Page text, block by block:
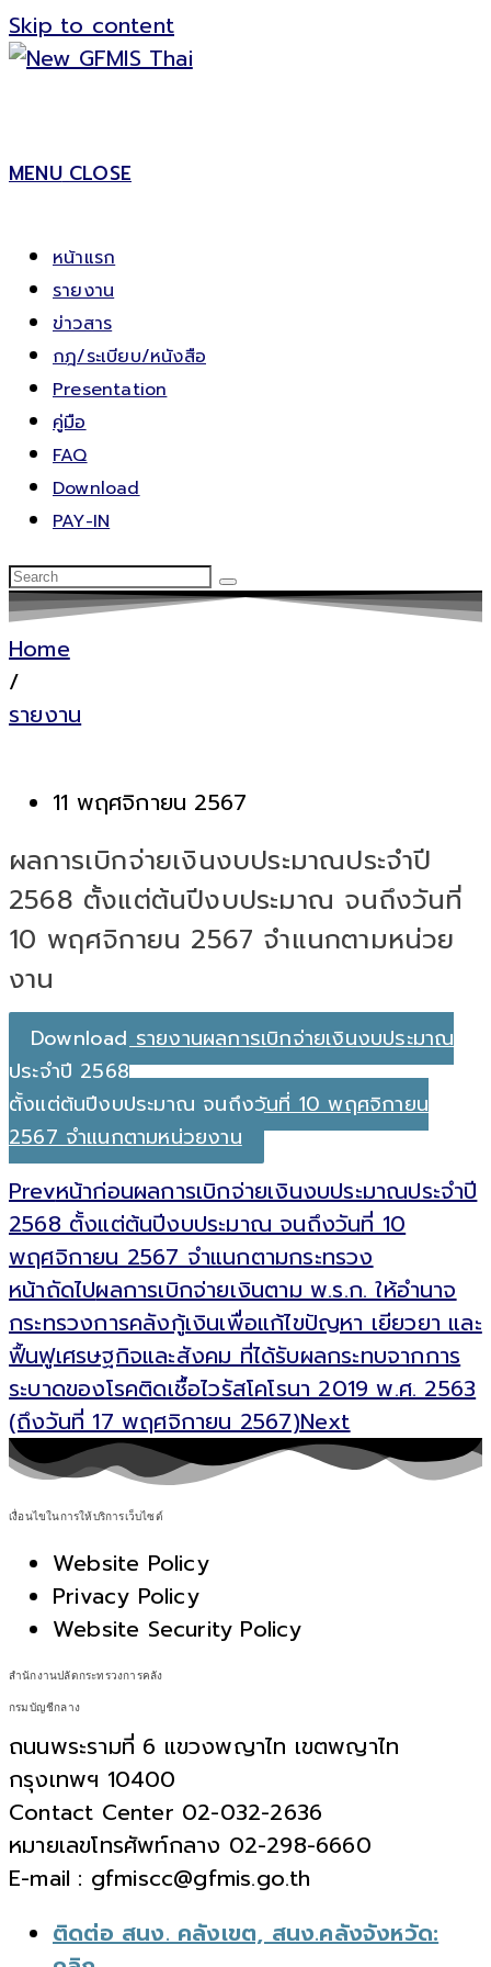
Skip to content
MENU CLOSE
หน้าแรก
รายงาน
ข่าวสาร
กฎ/ระเบียบ/หนังสือ
Presentation
คู่มือ
FAQ
Download
PAY-IN
Home
/
รายงาน
11 พฤศจิกายน 2567
ผลการเบิกจ่ายเงินงบประมาณประจำปี
2568 ตั้งแต่ต้นปีงบประมาณ จนถึงวันที่
10 พฤศจิกายน 2567 จำแนกตามหน่วย
งาน
Download รายงานผลการเบิกจ่ายเงินงบประมาณ
ประจำปี 2568
ตั้งแต่ต้นปีงบประมาณ จนถึงวันที่ 10 พฤศจิกายน
2567 จำแนกตามหน่วยงาน
Prevหน้าก่อนผลการเบิกจ่ายเงินงบประมาณประจำปี
2568 ตั้งแต่ต้นปีงบประมาณ จนถึงวันที่ 10
พฤศจิกายน 2567 จำแนกตามกระทรวง
หน้าถัดไปผลการเบิกจ่ายเงินตาม พ.ร.ก. ให้อำนาจ
กระทรวงการคลังกู้เงินเพื่อแก้ไขปัญหา เยียวยา และ
ฟื้นฟูเศรษฐกิจและสังคม ที่ได้รับผลกระทบจากการ
ระบาดของโรคติดเชื้อไวรัสโคโรนา 2019 พ.ศ. 2563
(ถึงวันที่ 17 พฤศจิกายน 2567)Next
เงื่อนไขในการให้บริการเว็บไซต์
Website Policy
Privacy Policy
Website Security Policy
สำนักงานปลัดกระทรวงการคลัง
กรมบัญชีกลาง
ถนนพระรามที่ 6 แขวงพญาไท เขตพญาไท
กรุงเทพฯ 10400
Contact Center 02-032-2636
หมายเลขโทรศัพท์กลาง 02-298-6660
E-mail : gfmiscc@gfmis.go.th
ติดต่อ สนง. คลังเขต, สนง.คลังจังหวัด: